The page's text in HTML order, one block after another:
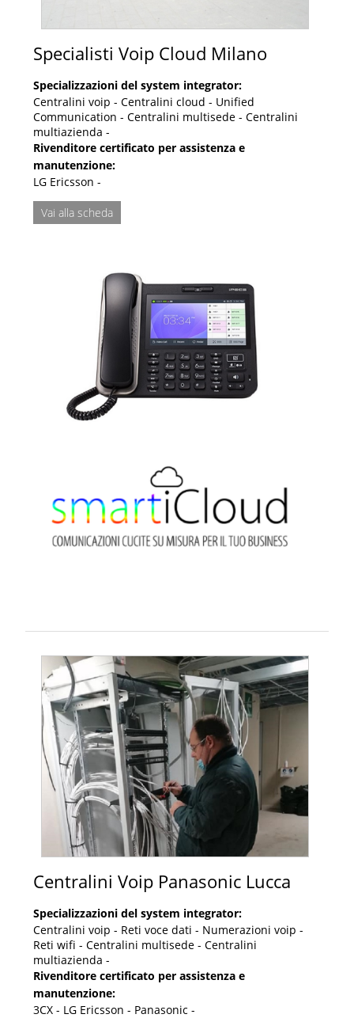
Specialisti Voip Cloud Milano
Specializzazioni del system integrator:
Centralini voip - Centralini cloud - Unified
Communication - Centralini multisede - Centralini
multiazienda -
Rivenditore certificato per assistenza e
manutenzione:
LG Ericsson -
Vai alla scheda
Centralini Voip Panasonic Lucca
Specializzazioni del system integrator:
Centralini voip - Reti voce dati - Numerazioni voip -
Reti wifi - Centralini multisede - Centralini
multiazienda -
Rivenditore certificato per assistenza e
manutenzione:
3CX - LG Ericsson - Panasonic -